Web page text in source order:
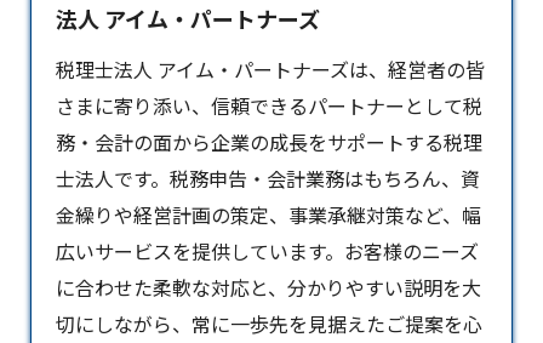
法人 アイム・パートナーズ
税理士法人 アイム・パートナーズは、経営者の皆
さまに寄り添い、信頼できるパートナーとして税
務・会計の面から企業の成長をサポートする税理
士法人です。税務申告・会計業務はもちろん、資
金繰りや経営計画の策定、事業承継対策など、幅
広いサービスを提供しています。お客様のニーズ
に合わせた柔軟な対応と、分かりやすい説明を大
切にしながら、常に一歩先を見据えたご提案を心